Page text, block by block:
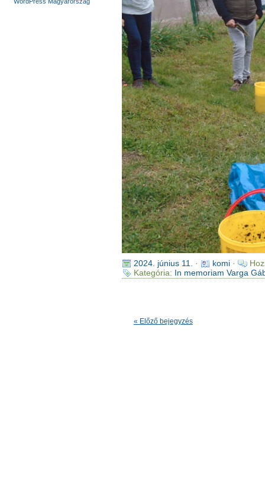
2024. június 11. · komi·
Kategória: In memoriam Varga
« Előző bejegyzés